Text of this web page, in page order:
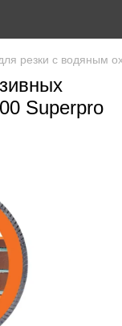
резки с водяным
Superpro